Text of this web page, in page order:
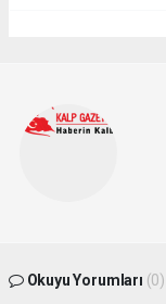
Okuyu Yorumları (0)